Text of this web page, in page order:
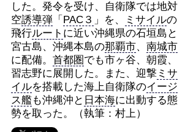
した。発令を受け、自衛隊では地対
空誘導弾「 PAC３ 」を、 ミサイルの
飛行ルート に近い沖縄県の石垣島と
宮古島、沖縄本島の那覇市、 南城市
に配備。 首都圏でも市ヶ谷、朝霞、
習志野に展開した。また、迎撃ミサ
イルを搭載した海上自衛隊のイージ
ス艦も沖縄沖と 日本海に出動する態
勢を取った。（執筆：村上）